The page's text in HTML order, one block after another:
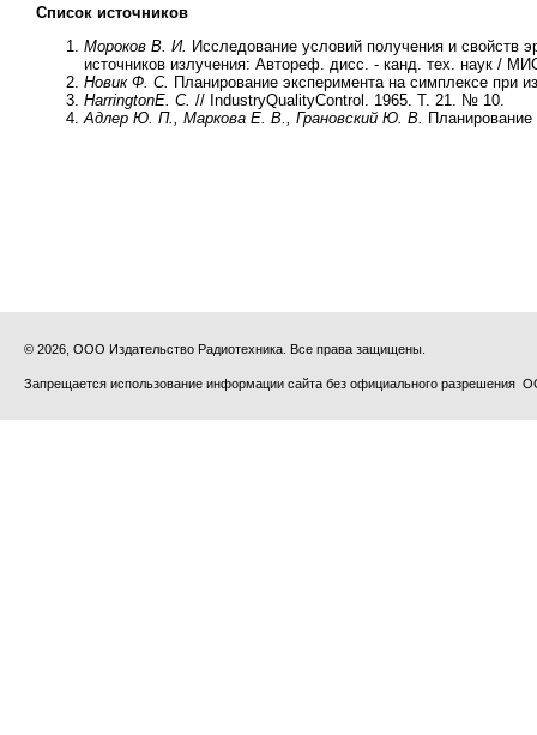
Список источников
Мороков В. И. Исследование условий получения и свойств
источников излучения: Автореф. дисс. - канд. тех. наук /
Новик Ф. С. Планирование эксперимента на симплексе при
HarringtonE. C. // IndustryQualityControl. 1965. Т. 21. № 10.
Адлер Ю. П., Маркова Е. В., Грановский Ю. В.
© 2026, ООО Издательство Радиотехника. Все права защищены.
Запрещается использование информации сайта без официального разрешения